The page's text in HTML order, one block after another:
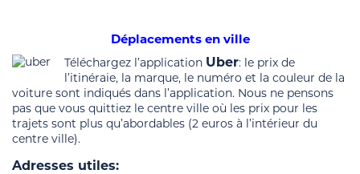
Déplacements en ville
Téléchargez l’application Uber: le prix de
l’itinéraie, la marque, le numéro et la couleur de la
voiture sont indiqués dans l’application. Nous ne pensons
pas que vous quittiez le centre ville où les prix pour les
trajets sont plus qu’abordables (2 euros à l’intérieur du
centre ville).
Adresses utiles: